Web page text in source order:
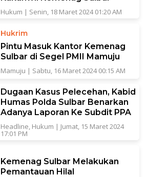
Hukum | Senin, 18 Maret 2024 01:20 AM
Hukrim
Pintu Masuk Kantor Kemenag
Sulbar di Segel PMII Mamuju
Mamuju | Sabtu, 16 Maret 2024 00:15 AM
Dugaan Kasus Pelecehan, Kabid
Humas Polda Sulbar Benarkan
Adanya Laporan Ke Subdit PPA
Headline, Hukum | Jumat, 15 Maret 2024
17:01 PM
Kemenag Sulbar Melakukan
Pemantauan Hilal